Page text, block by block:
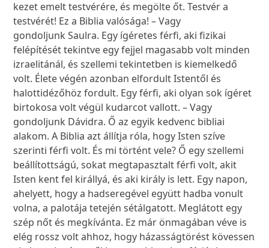
kezet emelt testvérére, és megölte őt. Testvér a
testvérét! Ez a Biblia valósága! – Vagy
gondoljunk Saulra. Egy ígéretes férfi, aki fizikai
felépítését tekintve egy fejjel magasabb volt minden
izraelitánál, és szellemi tekintetben is kiemelkedő
volt. Élete végén azonban elfordult Istentől és
halottidézőhöz fordult. Egy férfi, aki olyan sok ígéret
birtokosa volt végül kudarcot vallott. – Vagy
gondoljunk Dávidra. Ő az egyik kedvenc bibliai
alakom. A Biblia azt állítja róla, hogy Isten szíve
szerinti férfi volt. És mi történt vele? Ő egy szellemi
beállítottságú, sokat megtapasztalt férfi volt, akit
Isten kent fel királlyá, és aki király is lett. Egy napon,
ahelyett, hogy a hadseregével együtt hadba vonult
volna, a palotája tetején sétálgatott. Meglátott egy
szép nőt és megkívánta. Ez már önmagában véve is
elég rossz volt ahhoz, hogy házasságtörést kövessen